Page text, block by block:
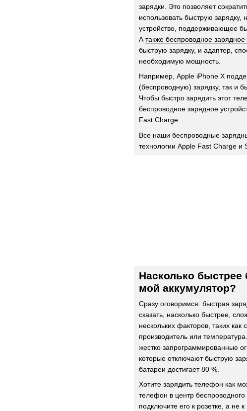
зарядки. Это позволяет
использовать быструю
устройство, поддерживающее
А также беспроводное зарядное
быструю зарядку, и адаптер,
необходимую мощность.
Например, Apple iPhone X
(беспроводную) зарядку, так и
Чтобы быстро зарядить этот
беспроводное зарядное
Fast Charge.
Все наши беспроводные
технологии Apple Fast Charge и
Насколько быстрее
мой аккумулятор?
Сразу оговоримся: быстрая
сказать, насколько быстрее,
нескольких факторов, таких как
производитель или
жестко запрограммированные
которые отключают быструю
батареи достигает 80 %.
Хотите зарядить телефон как
телефон в центр беспроводного
подключите его к розетке, а не к